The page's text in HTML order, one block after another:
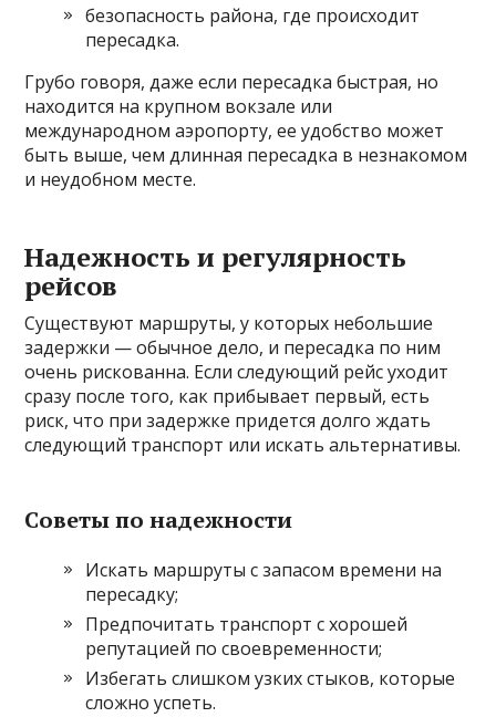
безопасность района, где происходит
пересадка.
Грубо говоря, даже если пересадка быстрая, но
находится на крупном вокзале или
международном аэропорту, ее удобство может
быть выше, чем длинная пересадка в незнакомом
и неудобном месте.
Надежность и регулярность
рейсов
Существуют маршруты, у которых небольшие
задержки — обычное дело, и пересадка по ним
очень рискованна. Если следующий рейс уходит
сразу после того, как прибывает первый, есть
риск, что при задержке придется долго ждать
следующий транспорт или искать альтернативы.
Советы по надежности
Искать маршруты с запасом времени на
пересадку;
Предпочитать транспорт с хорошей
репутацией по своевременности;
Избегать слишком узких стыков, которые
сложно успеть.